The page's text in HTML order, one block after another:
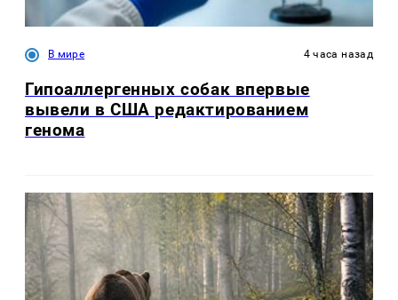
В мире 4 часа назад
Гипоаллергенных собак впервые
вывели в США редактированием
генома